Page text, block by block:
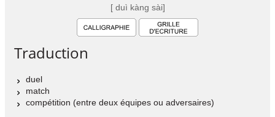
[ duì kàng sài]
Traduction
duel
match
compétition (entre deux équipes ou adversaires)